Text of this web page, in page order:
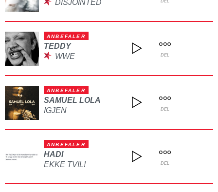
DISJOINTED
DEL
ANBEFALER
TEDDY
WWE
DEL
ANBEFALER
SAMUEL LOLA
IGJEN
DEL
ANBEFALER
HADI
EKKE TVIL!
DEL